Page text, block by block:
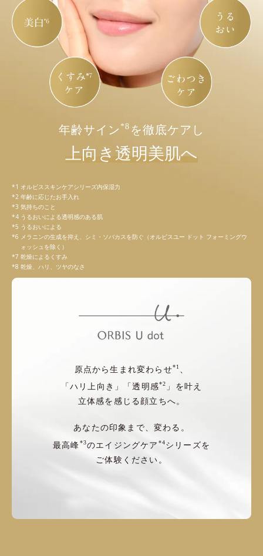
年齢サイン *8 を徹底ケアし
上向き透明美肌へ
オルビススキンケアシリーズ内保湿力
年齢に応じたお手入れ
気持ちのこと
うるおいによる透明感のある肌
うるおいによる
メラニンの生成を抑え、シミ・ソバカスを防ぐ（オルビスユー ドット フォーミングウ
ォッシュを除く）
乾燥によるくすみ
乾燥、ハリ、ツヤのなさ
原点から生まれ変わらせ*1
「ハリ上向き」「透明感*2 」を叶え
立体感を感じる顔立ちへ。
あなたの印象まで、変わる。
最高峰*3のエイジングケア *4シリーズを
ご体験ください。